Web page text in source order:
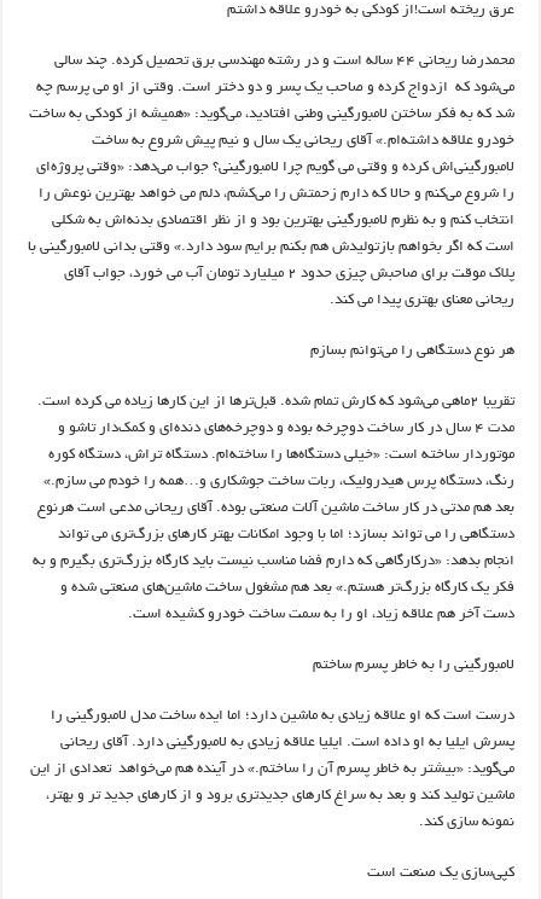
عرق ریخته است!از کودکی به خودرو علاقه داشتم
محمدرضا ریحانی ۴۴ ساله است و در رشته مهندسی برق تحصیل کرده. چند سالی
می‌شود که ازدواج کرده و صاحب یک پسر و دو دختر است. وقتی از او می پرسم چه
شد که به فکر ساختن لامبورگینی وطنی افتادید، می‌گوید: «همیشه از کودکی به ساخت
خودرو علاقه داشته‌ام.» آقای ریحانی یک سال و نیم پیش شروع به ساخت
لامبورگینی‌اش کرده و وقتی می گویم چرا لامبورگینی؟ جواب می‌دهد: «وقتی پروژه‌‌ای
را شروع می‌کنم و حالا که دارم زحمتش را می‌کشم، دلم می خواهد بهترین نوعش را
انتخاب کنم و به نظرم لامبورگینی بهترین بود و از نظر اقتصادی بدنه‌اش به شکلی
است که اگر بخواهم بازتولیدش هم بکنم برایم سود دارد.» وقتی بدانی لامبورگینی با
پلاک موقت برای صاحبش چیزی حدود ۲ میلیارد تومان آب می خورد، جواب آقای
ریحانی معنای بهتری پیدا می کند.
هر نوع دستگاهی را می‌توانم بسازم
تقریبا ۲ماهی می‌شود که کارش تمام شده. قبل‌ترها از این کارها زیاده می کرده است.
مدت ۴ سال در کار ساخت دوچرخه بوده و دوچرخه‌های دنده‌ای و کمک‌دار تاشو و
موتوردار ساخته است: «خیلی دستگاه‌ها را ساخته‌ام. دستگاه تراش، دستگاه کوره
رنگ، دستگاه پرس هیدرولیک، ربات ساخت جوشکاری و…همه را خودم می سازم.»
بعد هم مدتی در کار ساخت ماشین آلات صنعتی بوده. آقای ریحانی مدعی است هرنوع
دستگاهی را می تواند بسازد؛ اما با وجود امکانات بهتر کارهای بزرگ‌تری می تواند
انجام بدهد: «درکارگاهی که دارم فضا مناسب نیست باید کارگاه بزرگ‌تری بگیرم و به
فکر یک کارگاه بزرگ‌تر هستم.» بعد هم مشغول ساخت ماشین‌های صنعتی شده و
دست آخر هم علاقه زیاد، او را به سمت ساخت خودرو کشیده است.
لامبورگینی را به خاطر پسرم ساختم
درست است که او علاقه زیادی به ماشین دارد؛ اما ایده ساخت مدل لامبورگینی را
پسرش ایلیا به او داده است. ایلیا علاقه زیادی به لامبورگینی دارد. آقای ریحانی
می‌گوید: «بیشتر به خاطر پسرم آن را ساختم.» در آینده هم می‌خواهد تعدادی از این
ماشین تولید کند و بعد به سراغ کارهای جدیدتری برود و از کارهای جدید تر و بهتر،
نمونه سازی کند.
کپی‌سازی یک صنعت است